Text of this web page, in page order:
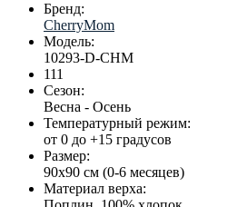
Бренд:
CherryMom
Модель:
10293-D-CHM
111
Сезон:
Весна - Осень
Температурный режим:
от 0 до +15 градусов
Размер:
90х90 см (0-6 месяцев)
Материал верха: